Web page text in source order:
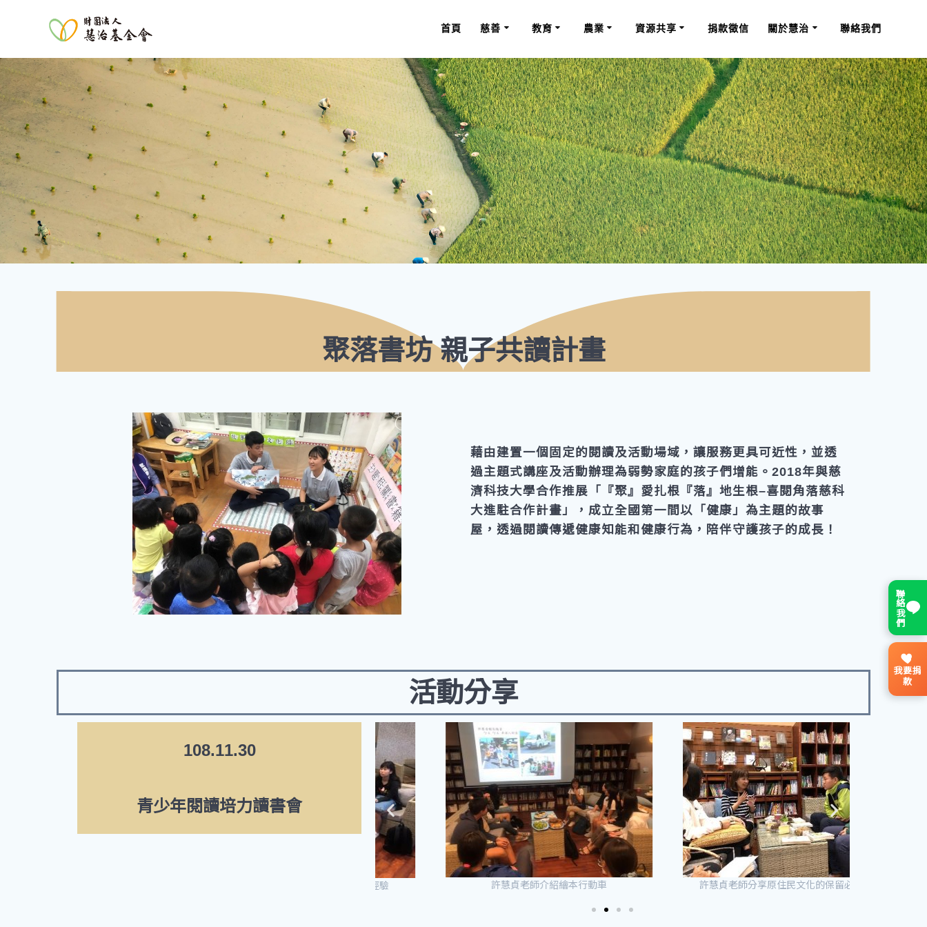
首頁 慈善 教育 農業 資源共享 捐款徵信 關於慧治 聯絡我們
聚落書坊 親子共讀計畫
藉由建置一個固定的閱讀及活動場域，讓服務更具可近性，並透
過主題式講座及活動辦理為弱勢家庭的孩子們增能。2018年與慈
濟科技大學合作推展「『聚』愛扎根『落』地生根–喜閱角落慈科
大進駐合作計畫」，成立全國第一間以「健康」為主題的故事
屋，透過閱讀傳遞健康知能和健康行為，陪伴守護孩子的成長！
活動分享
108.11.30
青少年閱讀培力讀書會
許慧貞老師介紹繪本行動車 許慧貞老師分享原住民文化的保留必要性
聯絡我們
我要捐
款